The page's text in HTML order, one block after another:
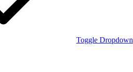
Toggle Dropdown